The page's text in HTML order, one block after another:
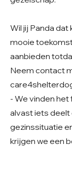
Wil jij Panda
mooie
aanbieden
Neem contact
- We vinden het
alvast iets deelt
gezinssituatie
krijgen we een